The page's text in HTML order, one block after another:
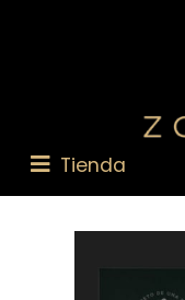
Tienda